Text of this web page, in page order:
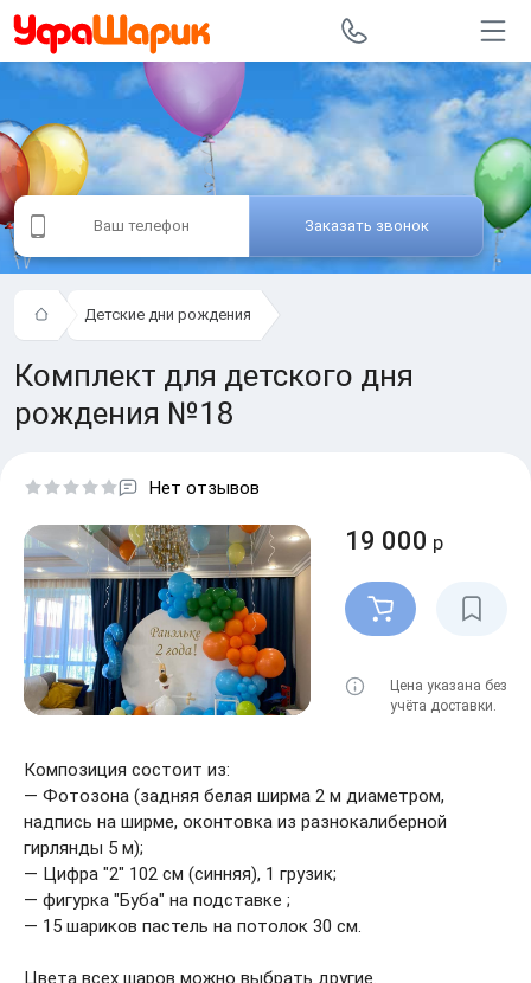
Заказать звонок
Детские дни рождения
Комплект для детского дня
рождения №18
Нет отзывов
19 000 р
Цена указана без
учёта доставки.
Композиция состоит из:
— Фотозона (задняя белая ширма 2 м диаметром,
надпись на ширме, оконтовка из разнокалиберной
гирлянды 5 м);
— Цифра "2" 102 см (синняя), 1 грузик;
— фигурка "Буба" на подставке ;
— 15 шариков пастель на потолок 30 см.
Цвета всех шаров можно выбрать другие.